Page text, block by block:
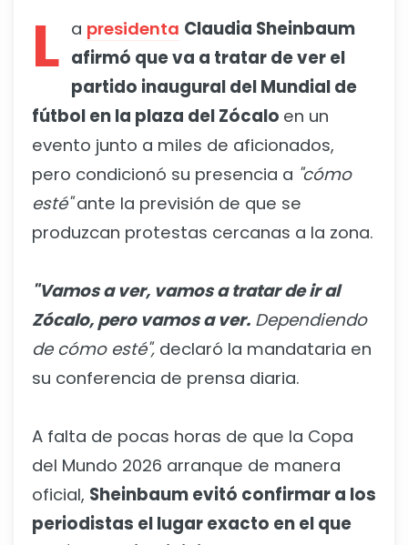
L a presidenta Claudia Sheinbaum
afirmó que va a tratar de ver el
partido inaugural del Mundial de
fútbol en la plaza del Zócalo en un
evento junto a miles de aficionados,
pero condicionó su presencia a "cómo
esté"ante la previsión de que se
produzcan protestas cercanas a la zona.
"Vamos a ver, vamos a tratar de ir al
Zócalo, pero vamos a ver. Dependiendo
de cómo esté", declaró la mandataria en
su conferencia de prensa diaria.
A falta de pocas horas de que la Copa
del Mundo 2026 arranque de manera
oficial, Sheinbaum evitó confirmar a los
periodistas el lugar exacto en el que